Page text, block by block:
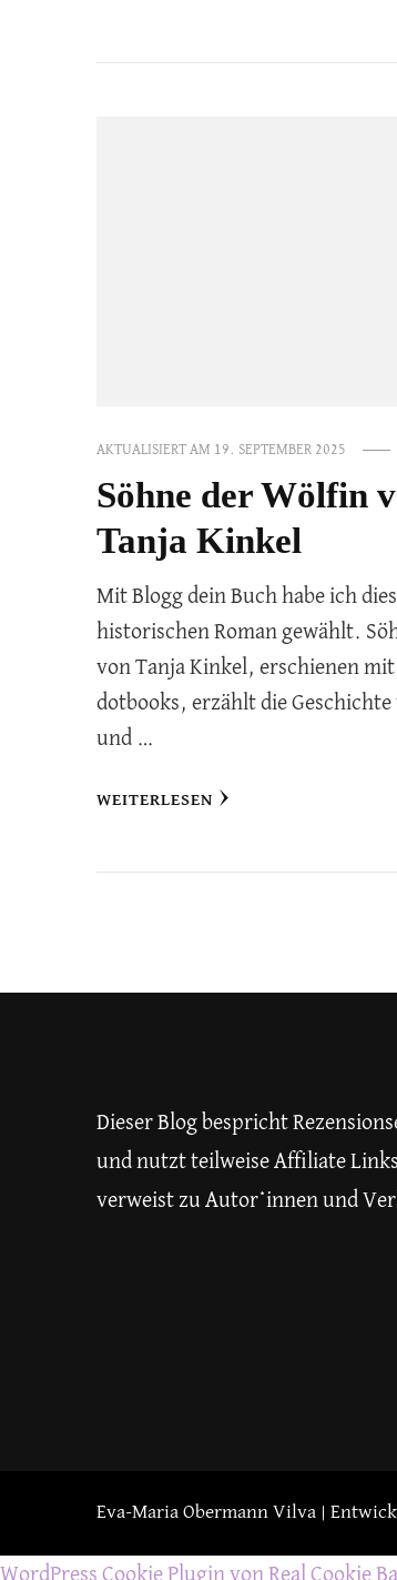
AKTUALISIERT AM 19. SEPTEMBER 2025
Söhne der Wölfin
Tanja Kinkel
Mit Blogg dein Buch habe ich
historischen Roman gewählt.
von Tanja Kinkel, erschienen mit
dotbooks, erzählt die Geschichte
und …
WEITERLESEN
Dieser Blog bespricht
und nutzt teilweise Affiliate
verweist zu Autor*innen und
Eva-Maria Obermann Vilva |
WordPress Cookie Plugin von Real Cookie